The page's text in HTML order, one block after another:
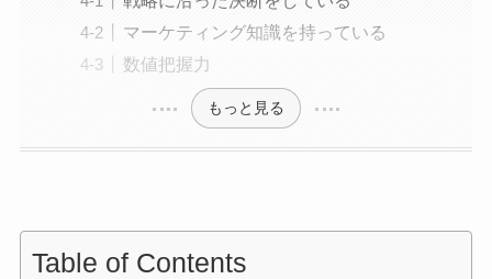
マーケティング知識を持っている
数値把握力
もっと見る
Table of Contents